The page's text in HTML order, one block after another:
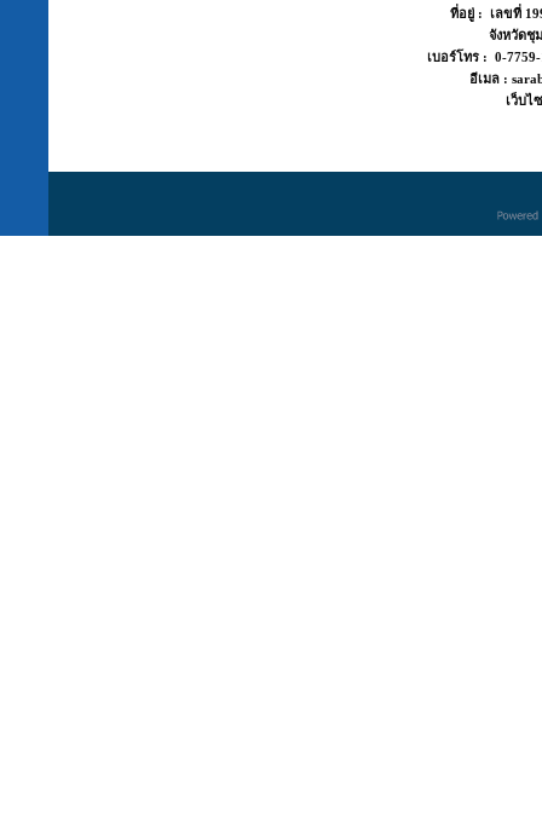
ที่อยู่ : เลขที่
จังหวัด
เบอร์โทร : 0-
อีเมล :
เว็บไ